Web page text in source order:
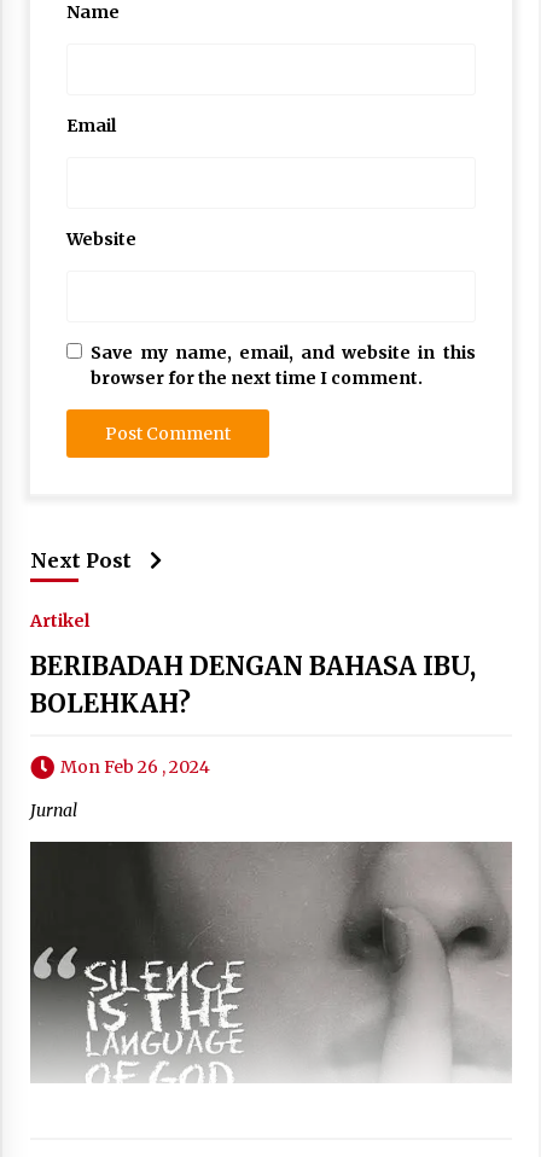
Name
Email
Website
Save my name, email, and website in this
browser for the next time I comment.
Next Post
Artikel
BERIBADAH DENGAN BAHASA IBU,
BOLEHKAH?
Mon Feb 26 , 2024
Jurnal